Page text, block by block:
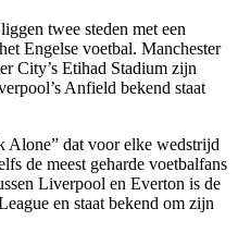
twee steden met een
Engelse voetbal. Manchester
City’s Etihad Stadium zijn
Anfield bekend staat
Alone” dat voor elke wedstrijd
de meest geharde voetbalfans
Liverpool en Everton is de
en staat bekend om zijn